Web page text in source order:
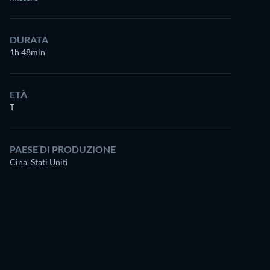
DURATA
1h 48min
ETÀ
T
PAESE DI PRODUZIONE
Cina, Stati Uniti